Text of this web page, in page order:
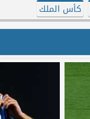
كأس الملك